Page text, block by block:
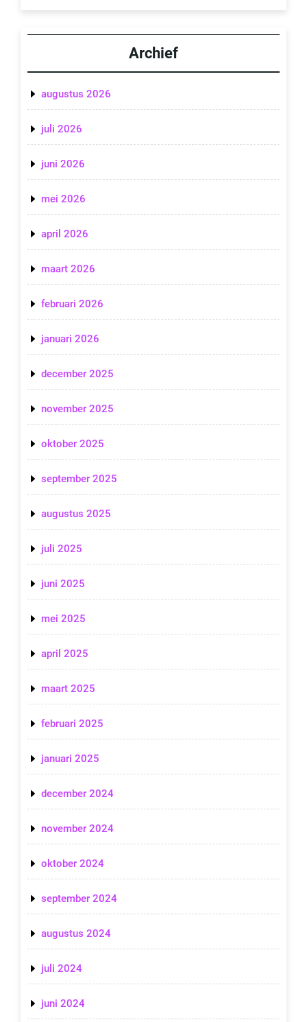
Archief
augustus 2026
juli 2026
juni 2026
mei 2026
april 2026
maart 2026
februari 2026
januari 2026
december 2025
november 2025
oktober 2025
september 2025
augustus 2025
juli 2025
juni 2025
mei 2025
april 2025
maart 2025
februari 2025
januari 2025
december 2024
november 2024
oktober 2024
september 2024
augustus 2024
juli 2024
juni 2024